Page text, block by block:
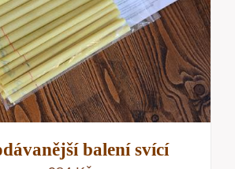
balení svící